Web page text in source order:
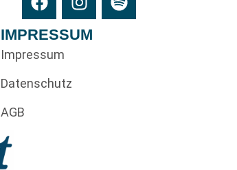
IMPRESSUM
Impressum
Datenschutz
AGB